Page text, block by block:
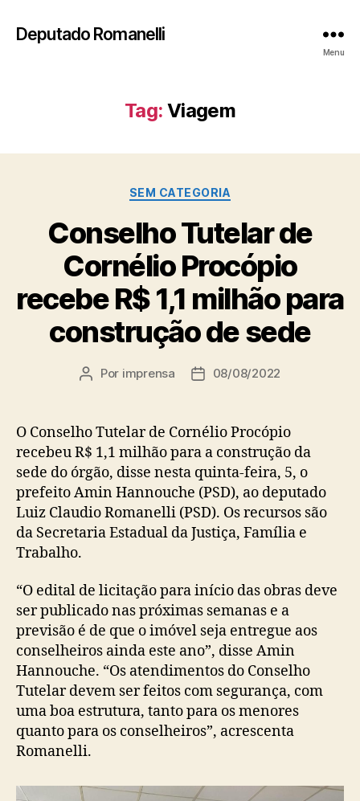
Deputado Romanelli
Menu
Tag: Viagem
Categorias
SEM CATEGORIA
Conselho Tutelar de
Cornélio Procópio
recebe R$ 1,1 milhão para
construção de sede
Autor
Por imprensa
Data08/08/2022
O Conselho Tutelar de Cornélio Procópio
recebeu R$ 1,1 milhão para a construção da
sede do órgão, disse nesta quinta-feira, 5, o
prefeito Amin Hannouche (PSD), ao deputado
Luiz Claudio Romanelli (PSD). Os recursos são
da Secretaria Estadual da Justiça, Família e
Trabalho.
“O edital de licitação para início das obras deve
ser publicado nas próximas semanas e a
previsão é de que o imóvel seja entregue aos
conselheiros ainda este ano”, disse Amin
Hannouche. “Os atendimentos do Conselho
Tutelar devem ser feitos com segurança, com
uma boa estrutura, tanto para os menores
quanto para os conselheiros”, acrescenta
Romanelli.